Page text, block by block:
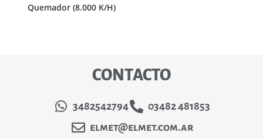
Quemador (8.000 K/H)
CONTACTO
3482542794
03482 481853
elmet@elmet.com.ar